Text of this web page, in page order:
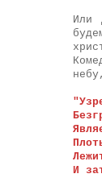
Или
И